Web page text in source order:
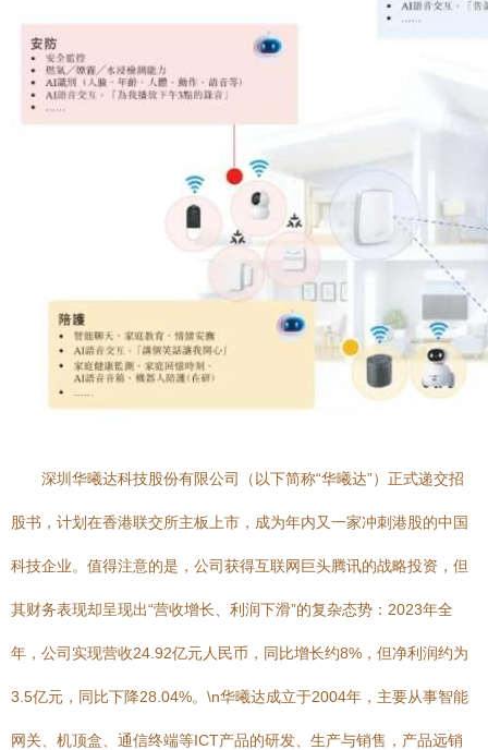
深圳华曦达科技股份有限公司（以下简称“华曦达”）正式递交招
股书，计划在香港联交所主板上市，成为年内又一家冲刺港股的中国
科技企业。值得注意的是，公司获得互联网巨头腾讯的战略投资，但
其财务表现却呈现出“营收增长、利润下滑”的复杂态势：2023年全
年，公司实现营收24.92亿元人民币，同比增长约8%，但净利润约为
3.5亿元，同比下降28.04%。\n华曦达成立于2004年，主要从事智能
网关、机顶盒、通信终端等ICT产品的研发、生产与销售，产品远销